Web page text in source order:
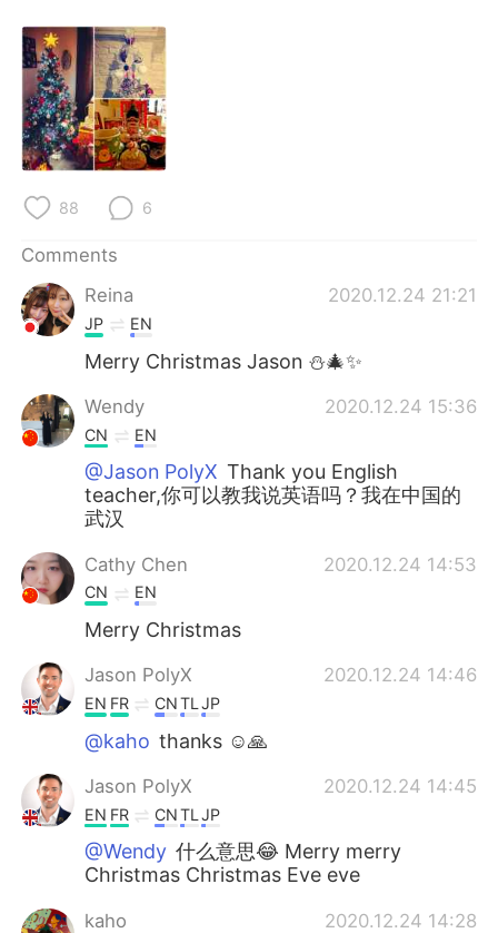
88 6
Comments
Reina
2020.12.24 21:21
JP EN
Merry Christmas Jason ⛄🎄✨
Wendy 2020.12.24 15:36
CN EN
@Jason PolyX Thank you English
teacher,你可以教我说英语吗？我在中国的
武汉
Cathy Chen 2020.12.24 14:53
CN EN
Merry Christmas
Jason PolyX 2020.12.24 14:46
EN FR CNTL JP
@kaho thanks ☺️🙏
Jason PolyX 2020.12.24 14:45
EN FR CNTL JP
@Wendy 什么意思😂 Merry merry
Christmas Christmas Eve eve
kaho 2020.12.24 14:28